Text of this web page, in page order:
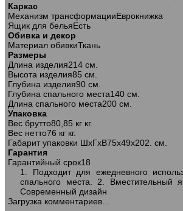
545 кресло 1х 1064 Светло-серый
Каркас
Механизм трансформацииЕврокнижка
Ящик для бельяЕсть
Обивка и декор
Материал обивкиТкань
Размеры
Длина изделия214 см.
Высота изделия85 см.
Глубина изделия90 см.
Глубина спального места140 см.
Длина спального места200 см.
Упаковка
Вес брутто80,85 кг кг.
Вес нетто76 кг кг.
Габарит упаковки ШхГхВ75х49х202. см.
Гарантия
Гарантийный срок18
1. Подходит для ежедневного
спального места. 2. Вместительный
Современный дизайн
Загрузка комментариев...